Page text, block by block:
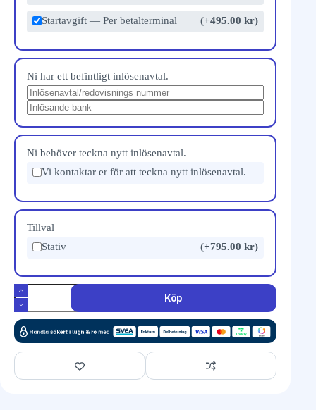
Startavgift — Per betalterminal (+495.00 kr)
Ni har ett befintligt inlösenavtal.
Ni behöver teckna nytt inlösenavtal.
Vi kontaktar er för att teckna nytt inlösenavtal.
Tillval
Stativ
(+795.00 kr)
Köp